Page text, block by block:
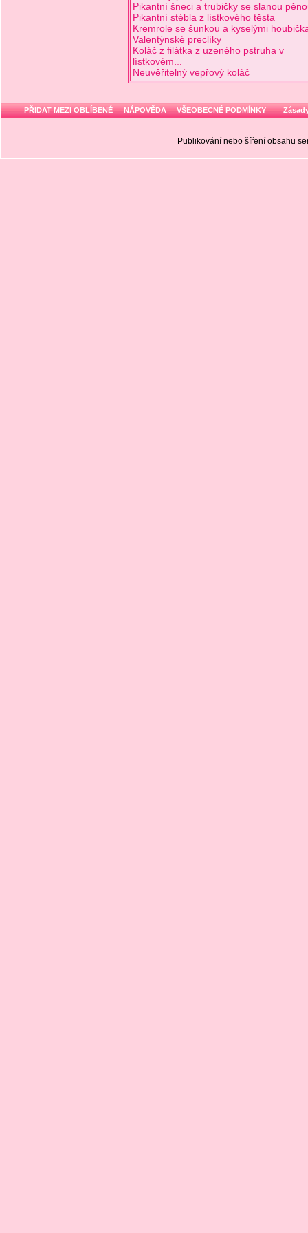
Pikantní šneci a trubičky se slanou
Pikantní stébla z lístkového těsta
Kremrole se šunkou a kyselými
Valentýnské preclíky
Koláč z filátka z uzeného pstruha v
lístkovém…
Neuvěřitelný vepřový koláč
PŘIDAT MEZI OBLÍBENÉ NÁPOVĚDA VŠEOBECNÉ PODMÍNKY
Publikování nebo šíření obsahu